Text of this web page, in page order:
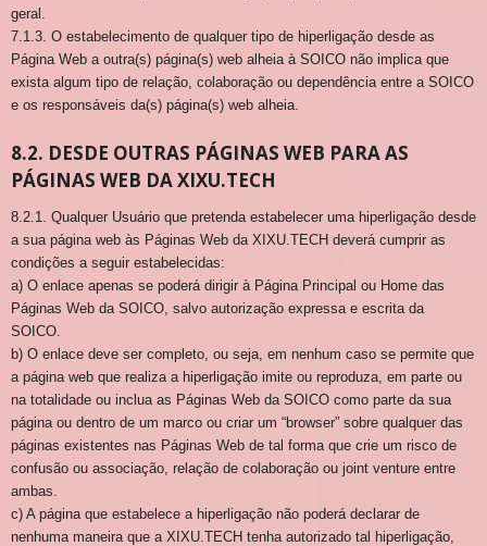
geral.
7.1.3. O estabelecimento de qualquer tipo de hiperligação desde as
Página Web a outra(s) página(s) web alheia à SOICO não implica que
exista algum tipo de relação, colaboração ou dependência entre a SOICO
e os responsáveis da(s) página(s) web alheia.
8.2. DESDE OUTRAS PÁGINAS WEB PARA AS
PÁGINAS WEB DA XIXU.TECH
8.2.1. Qualquer Usuário que pretenda estabelecer uma hiperligação desde
a sua página web às Páginas Web da XIXU.TECH deverá cumprir as
condições a seguir estabelecidas:
a) O enlace apenas se poderá dirigir à Página Principal ou Home das
Páginas Web da SOICO, salvo autorização expressa e escrita da
SOICO.
b) O enlace deve ser completo, ou seja, em nenhum caso se permite que
a página web que realiza a hiperligação imite ou reproduza, em parte ou
na totalidade ou inclua as Páginas Web da SOICO como parte da sua
página ou dentro de um marco ou criar um “browser” sobre qualquer das
páginas existentes nas Páginas Web de tal forma que crie um risco de
confusão ou associação, relação de colaboração ou joint venture entre
ambas.
c) A página que estabelece a hiperligação não poderá declarar de
nenhuma maneira que a XIXU.TECH tenha autorizado tal hiperligação,